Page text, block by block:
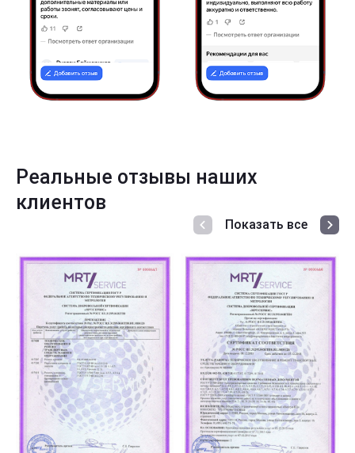
Реальные отзывы наших
клиентов
Показать все